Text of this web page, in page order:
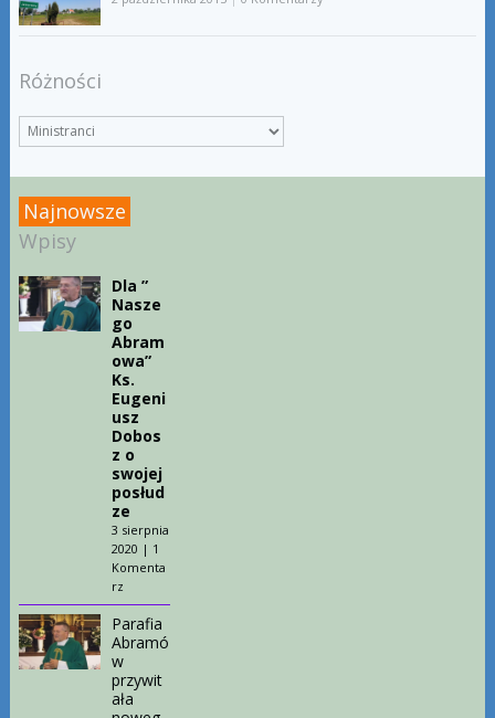
Różności
Najnowsze
Wpisy
Dla ”
Nasze
go
Abram
owa”
Ks.
Eugeni
usz
Dobos
z o
swojej
posłud
ze
3 sierpnia
2020 | 1
Komenta
rz
Parafia
Abramó
w
przywit
ała